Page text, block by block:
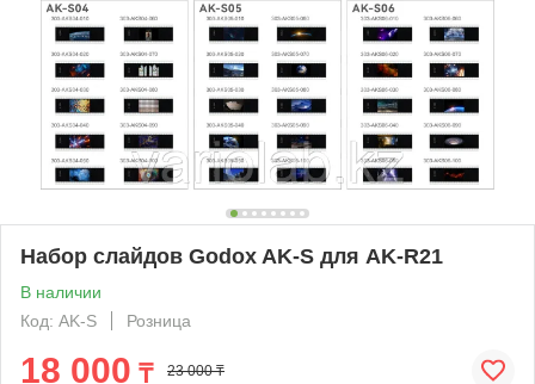
Набор слайдов Godox AK-S для AK-R21
В наличии
Код: AK-S
Розница
18 000 ₸ 23 000 ₸